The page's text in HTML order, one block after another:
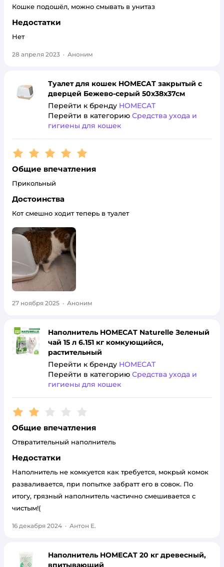
Кошке подошёл, можно смывать в унитаз
Недостатки
Нет
28 апреля 2023 · Аноним
Туалет для кошек HOMECAT закрытый с
дверцей Бежево-серый 50х38х37см
Перейти к бренду HOMECAT
Перейти в категорию Средства ухода и
гигиены для кошек
Рейтинг:5
Общие впечатления
Прикольный
Достоинства
Кот смешно ходит теперь в туалет
27 ноября 2025 · Аноним
Наполнитель HOMECAT Naturelle Зеленый
чай 15 л 6.151 кг комкующийся,
растительный
Перейти к бренду HOMECAT
Перейти в категорию Средства ухода и
гигиены для кошек
Рейтинг:2
Общие впечатления
Отвратительный наполнитель
Недостатки
Наполнитель не комкуется как требуется, мокрый комок
разваливается, при попытке забратт его в совок. По
итогу, грязный наполнитель частично смешивается с
чистым!(
16 декабря 2024 · Антон Е.
Наполнитель HOMECAT 20 кг древесный,
впитывающий